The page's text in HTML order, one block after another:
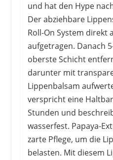
und hat den Hype
Der abziehbare
Roll-On System direkt
aufgetragen. Danach
oberste Schicht
darunter mit
Lippenbalsam
verspricht eine
Stunden und
wasserfest. Papaya-
zarte Pflege, um die
belasten. Mit diesem